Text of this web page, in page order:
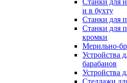
Станки для
и в бухту
Станки для
Станки для
кромки
Мерильно-
Устройства
барабанов
Устройства
Стеллажи